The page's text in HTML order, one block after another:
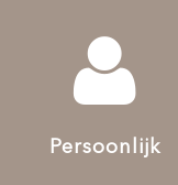
Persoonlijk